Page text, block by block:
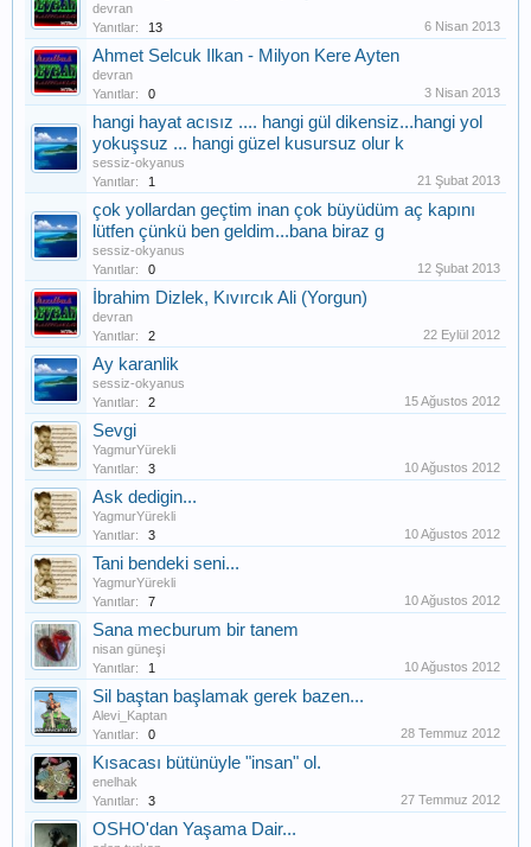
devran
Yanıtlar:
13 6 Nisan 2013
Ahmet Selcuk Ilkan - Milyon Kere Ayten
devran
Yanıtlar:
0 3 Nisan 2013
hangi hayat acısız .... hangi gül dikensiz...hangi yol
yokuşsuz ... hangi güzel kusursuz olur k
sessiz-okyanus
Yanıtlar:
1 21 Şubat 2013
çok yollardan geçtim inan çok büyüdüm aç kapını
lütfen çünkü ben geldim...bana biraz g
sessiz-okyanus
Yanıtlar:
0 12 Şubat 2013
İbrahim Dizlek, Kıvırcık Ali (Yorgun)
devran
Yanıtlar:
2 22 Eylül 2012
Ay karanlik
sessiz-okyanus
Yanıtlar:
2 15 Ağustos 2012
Sevgi
YagmurYürekli
Yanıtlar:
3 10 Ağustos 2012
Ask dedigin...
YagmurYürekli
Yanıtlar:
3 10 Ağustos 2012
Tani bendeki seni...
YagmurYürekli
Yanıtlar:
7 10 Ağustos 2012
Sana mecburum bir tanem
nisan güneşi
Yanıtlar:
1 10 Ağustos 2012
Sil baştan başlamak gerek bazen...
Alevi_Kaptan
Yanıtlar:
0 28 Temmuz 2012
Kısacası bütünüyle "insan" ol.
enelhak
Yanıtlar:
3 27 Temmuz 2012
OSHO'dan Yaşama Dair...